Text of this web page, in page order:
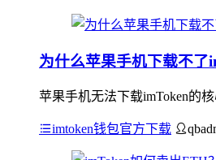
为什么苹果手机下载不了
苹果手机无法下载imToken的
imtoken钱包官方下载